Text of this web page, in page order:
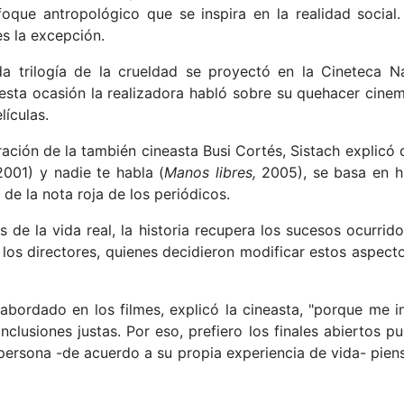
antropológico que se inspira en la realidad social.
la excepción.
trilogía de la crueldad se proyectó en la Cineteca
ocasión la realizadora habló sobre su quehacer
de la también cineasta Busi Cortés, Sistach
y nadie te habla (Manos libres, 2005), se basa en
la nota roja de los periódicos.
de la vida real, la historia recupera los sucesos
directores, quienes decidieron modificar estos
en los filmes, explicó la cineasta, "porque me
justas. Por eso, prefiero los finales abiertos
-de acuerdo a su propia experiencia de vida-